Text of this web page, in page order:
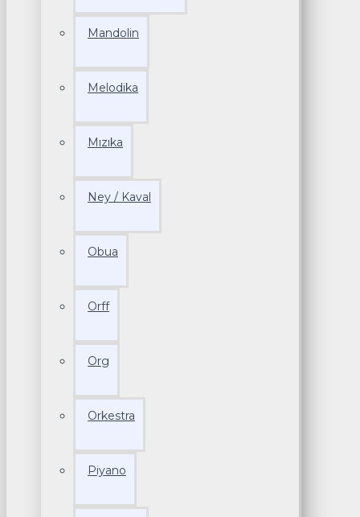
Mandolin
Melodika
Mızıka
Ney / Kaval
Obua
Orff
Org
Orkestra
Piyano